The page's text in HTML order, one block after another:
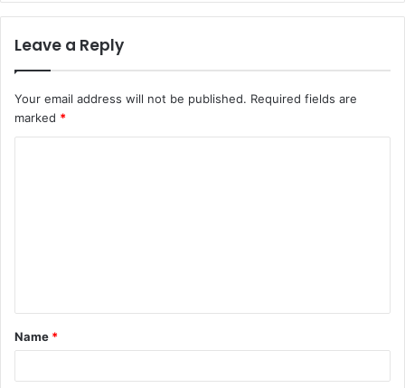
Leave a Reply
Your email address will not be published. Required fields are
marked *
t
*
Name *